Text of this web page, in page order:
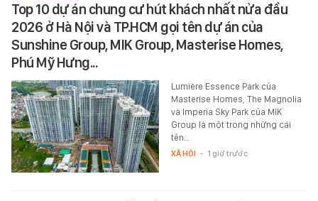
Top 10 dự án chung cư hút khách nhất nửa đầu
2026 ở Hà Nội và TP.HCM gọi tên dự án của
Sunshine Group, MIK Group, Masterise Homes,
Phú Mỹ Hưng...
Lumière Essence Park của
Masterise Homes, The Magnolia
và Imperia Sky Park của MIK
Group là một trong những cái
tên…
XÃ HỘI - 1 giờ trước